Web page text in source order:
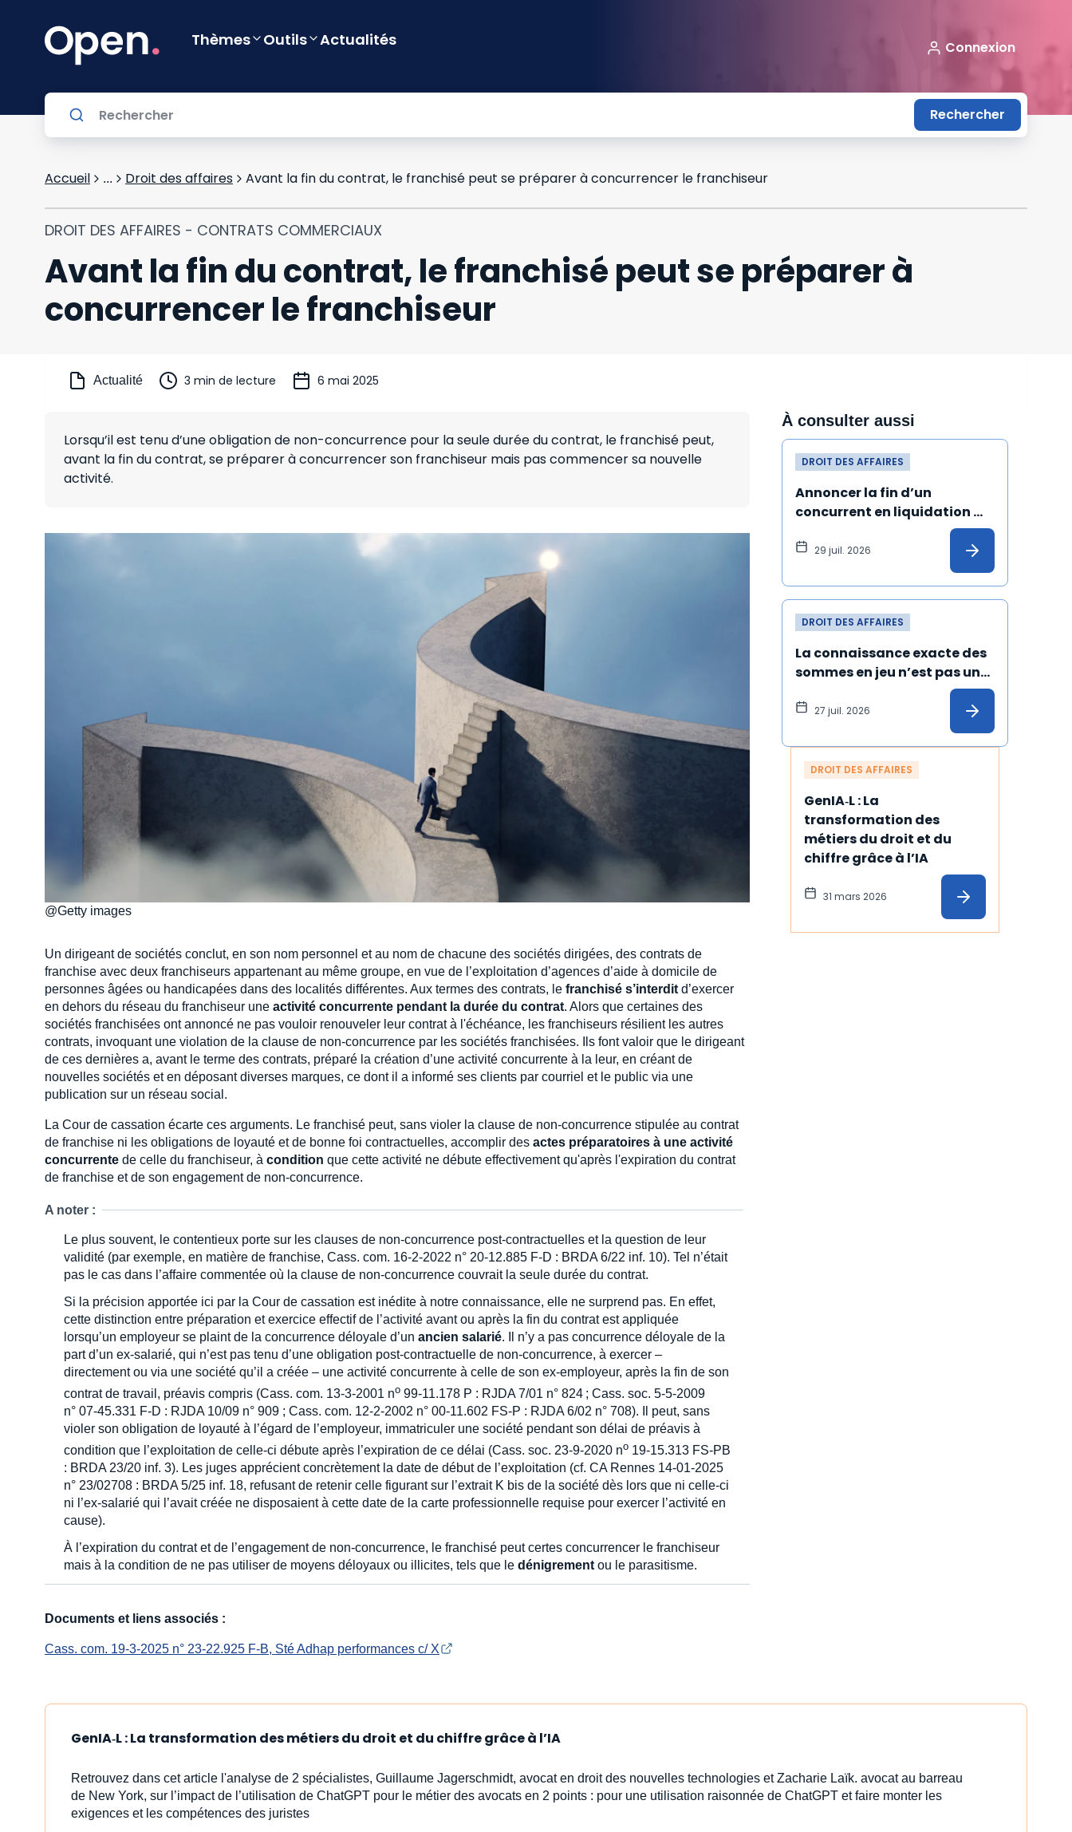
Thèmes Outils Actualités Connexion
Rechercher
Accueil ... Droit des affaires Avant la fin du contrat, le franchisé peut se préparer à concurrencer le franchiseur
DROIT DES AFFAIRES - CONTRATS COMMERCIAUX
Avant la fin du contrat, le franchisé peut se préparer à
concurrencer le franchiseur
Actualité 3 min de lecture 6 mai 2025
Lorsqu’il est tenu d’une obligation de non-concurrence pour la seule durée du contrat, le franchisé peut,
avant la fin du contrat, se préparer à concurrencer son franchiseur mais pas commencer sa nouvelle
activité.
@Getty images
Un dirigeant de sociétés conclut, en son nom personnel et au nom de chacune des sociétés dirigées, des contrats de
franchise avec deux franchiseurs appartenant au même groupe, en vue de l’exploitation d’agences d’aide à domicile de
personnes âgées ou handicapées dans des localités différentes. Aux termes des contrats, le franchisé s’interdit d’exercer
en dehors du réseau du franchiseur une activité concurrente pendant la durée du contrat. Alors que certaines des
sociétés franchisées ont annoncé ne pas vouloir renouveler leur contrat à l'échéance, les franchiseurs résilient les autres
contrats, invoquant une violation de la clause de non-concurrence par les sociétés franchisées. Ils font valoir que le dirigeant
de ces dernières a, avant le terme des contrats, préparé la création d’une activité concurrente à la leur, en créant de
nouvelles sociétés et en déposant diverses marques, ce dont il a informé ses clients par courriel et le public via une
publication sur un réseau social.
La Cour de cassation écarte ces arguments. Le franchisé peut, sans violer la clause de non-concurrence stipulée au contrat
de franchise ni les obligations de loyauté et de bonne foi contractuelles, accomplir des actes préparatoires à une activité
concurrente de celle du franchiseur, à condition que cette activité ne débute effectivement qu'après l'expiration du contrat
de franchise et de son engagement de non-concurrence.
A noter :
Le plus souvent, le contentieux porte sur les clauses de non-concurrence post-contractuelles et la question de leur
validité (par exemple, en matière de franchise, Cass. com. 16-2-2022 n° 20-12.885 F-D : BRDA 6/22 inf. 10). Tel n’était
pas le cas dans l’affaire commentée où la clause de non-concurrence couvrait la seule durée du contrat.
Si la précision apportée ici par la Cour de cassation est inédite à notre connaissance, elle ne surprend pas. En effet,
cette distinction entre préparation et exercice effectif de l’activité avant ou après la fin du contrat est appliquée
lorsqu’un employeur se plaint de la concurrence déloyale d’un ancien salarié. Il n’y a pas concurrence déloyale de la
part d’un ex-salarié, qui n’est pas tenu d’une obligation post-contractuelle de non-concurrence, à exercer –
directement ou via une société qu’il a créée – une activité concurrente à celle de son ex-employeur, après la fin de son
contrat de travail, préavis compris (Cass. com. 13-3-2001 no 99-11.178 P : RJDA 7/01 n° 824 ; Cass. soc. 5-5-2009
n° 07-45.331 F-D : RJDA 10/09 n° 909 ; Cass. com. 12-2-2002 n° 00-11.602 FS-P : RJDA 6/02 n° 708). Il peut, sans
violer son obligation de loyauté à l’égard de l’employeur, immatriculer une société pendant son délai de préavis à
condition que l’exploitation de celle-ci débute après l’expiration de ce délai (Cass. soc. 23-9-2020 no 19-15.313 FS-PB
: BRDA 23/20 inf. 3). Les juges apprécient concrètement la date de début de l’exploitation (cf. CA Rennes 14-01-2025
n° 23/02708 : BRDA 5/25 inf. 18, refusant de retenir celle figurant sur l’extrait K bis de la société dès lors que ni celle-ci
ni l’ex-salarié qui l’avait créée ne disposaient à cette date de la carte professionnelle requise pour exercer l’activité en
cause).
À l’expiration du contrat et de l’engagement de non-concurrence, le franchisé peut certes concurrencer le franchiseur
mais à la condition de ne pas utiliser de moyens déloyaux ou illicites, tels que le dénigrementou le parasitisme.
Documents et liens associés :
Cass. com. 19-3-2025 n° 23-22.925 F-B, Sté Adhap performances c/ X
À consulter aussi
DROIT DES AFFAIRES
Annoncer la fin d’un
concurrent en liquidation
judiciaire et de ses produits
peut constituer un dol
29 juil. 2026
DROIT DES AFFAIRES
La connaissance exacte des
sommes en jeu n’est pas une
condition de validité de la
transaction
27 juil. 2026
DROIT DES AFFAIRES
GenIA‑L : La
transformation des
métiers du droit et du
chiffre grâce à l’IA
31 mars 2026
GenIA‑L : La transformation des métiers du droit et du chiffre grâce à l’IA
Retrouvez dans cet article l'analyse de 2 spécialistes, Guillaume Jagerschmidt, avocat en droit des nouvelles technologies et Zacharie Laïk. avocat au barreau
de New York, sur l’impact de l’utilisation de ChatGPT pour le métier des avocats en 2 points : pour une utilisation raisonnée de ChatGPT et faire monter les
exigences et les compétences des juristes